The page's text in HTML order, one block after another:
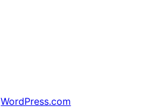
WordPress.com